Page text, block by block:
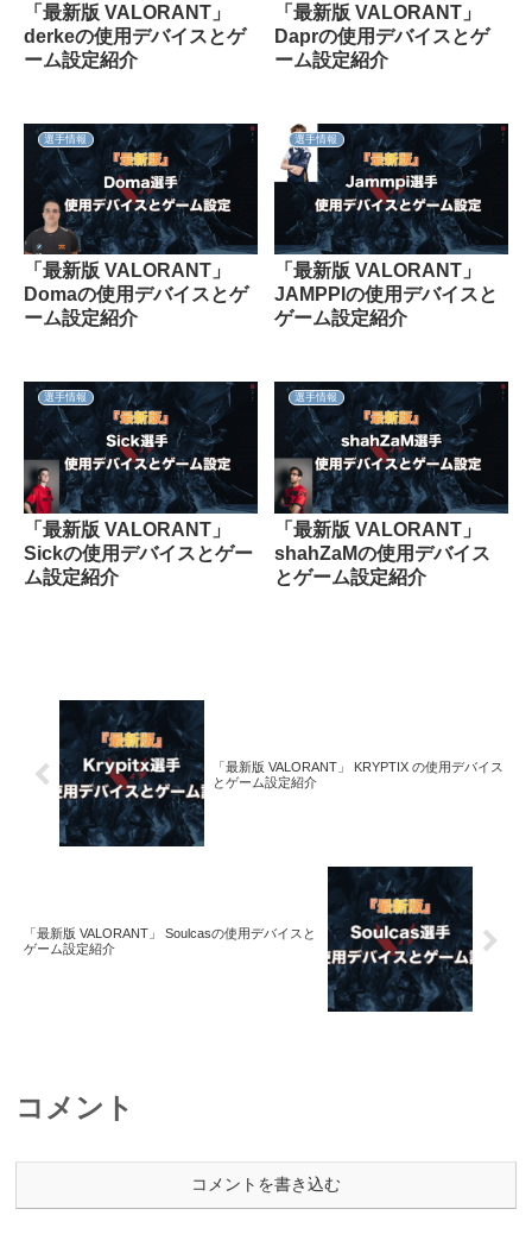
「最新版 VALORANT」
derkeの使用デバイスとゲ
ーム設定紹介
「最新版 VALORANT」
Daprの使用デバイスとゲ
ーム設定紹介
選手情報
「最新版 VALORANT」
Domaの使用デバイスとゲ
ーム設定紹介
選手情報
「最新版 VALORANT」
JAMPPIの使用デバイスと
ゲーム設定紹介
選手情報
「最新版 VALORANT」
Sickの使用デバイスとゲー
ム設定紹介
選手情報
「最新版 VALORANT」
shahZaMの使用デバイス
とゲーム設定紹介
「最新版 VALORANT」 KRYPTIX の使用デバイス
とゲーム設定紹介
「最新版 VALORANT」 Soulcasの使用デバイスと
ゲーム設定紹介
コメント
コメントを書き込む